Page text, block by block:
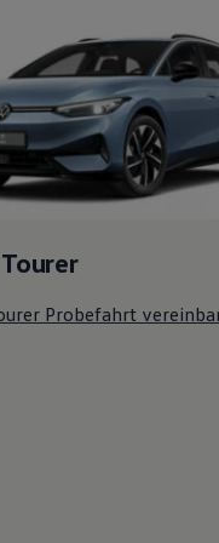
Probefahrt